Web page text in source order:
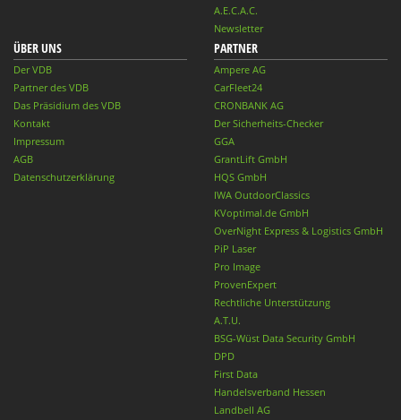
A.E.C.A.C.
Newsletter
ÜBER UNS
Der VDB
Partner des VDB
Das Präsidium des VDB
Kontakt
Impressum
AGB
Datenschutzerklärung
PARTNER
Ampere AG
CarFleet24
CRONBANK AG
Der Sicherheits-Checker
GGA
GrantLift GmbH
HQS GmbH
IWA OutdoorClassics
KVoptimal.de GmbH
OverNight Express & Logistics GmbH
PiP Laser
Pro Image
ProvenExpert
Rechtliche Unterstützung
A.T.U.
BSG-Wüst Data Security GmbH
DPD
First Data
Handelsverband Hessen
Landbell AG